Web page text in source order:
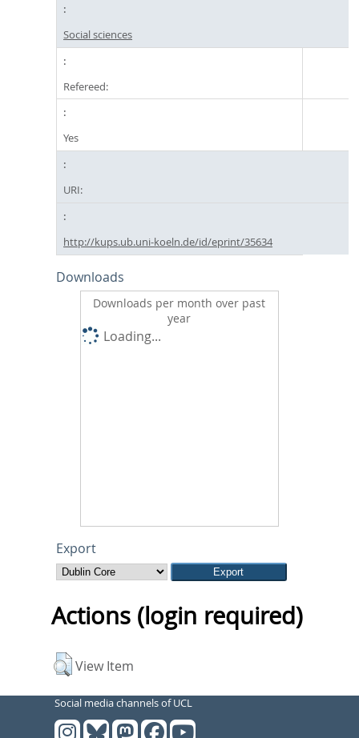
Social sciences
Refereed:
Yes
URI:
http://kups.ub.uni-koeln.de/id/eprint/35634
Downloads
Downloads per month over past
year
Loading...
Export
Actions (login required)
View Item
Social media channels of UCL